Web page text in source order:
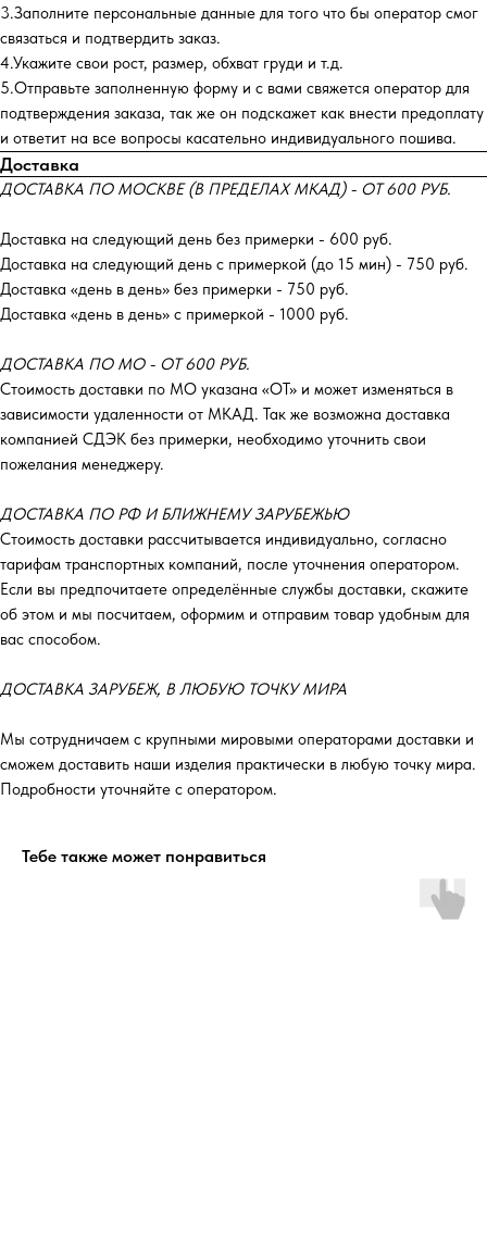
3.Заполните персональные данные для того что бы оператор смог
связаться и подтвердить заказ.
4.Укажите свои рост, размер, обхват груди и т.д.
5.Отправьте заполненную форму и с вами свяжется оператор для
подтверждения заказа, так же он подскажет как внести предоплату
и ответит на все вопросы касательно индивидуального пошива.
Доставка
ДОСТАВКА ПО МОСКВЕ (В ПРЕДЕЛАХ МКАД) - ОТ 600 РУБ.
Доставка на следующий день без примерки - 600 руб.
Доставка на следующий день с примеркой (до 15 мин) - 750 руб.
Доставка «день в день» без примерки - 750 руб.
Доставка «день в день» с примеркой - 1000 руб.
ДОСТАВКА ПО МО - ОТ 600 РУБ.
Стоимость доставки по МО указана «ОТ»‎ и может изменяться в
зависимости удаленности от МКАД. Так же возможна доставка
компанией СДЭК без примерки, необходимо уточнить свои
пожелания менеджеру.
ДОСТАВКА ПО РФ И БЛИЖНЕМУ ЗАРУБЕЖЬЮ
Стоимость доставки рассчитывается индивидуально, согласно
тарифам транспортных компаний, после уточнения оператором.
Если вы предпочитаете определённые службы доставки, скажите
об этом и мы посчитаем, оформим и отправим товар удобным для
вас способом.
ДОСТАВКА ЗАРУБЕЖ, В ЛЮБУЮ ТОЧКУ МИРА
Мы сотрудничаем с крупными мировыми операторами доставки и
сможем доставить наши изделия практически в любую точку мира.
Подробности уточняйте с оператором.
Тебе также может понравиться